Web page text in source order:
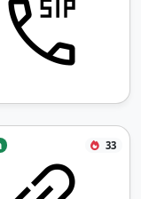
33